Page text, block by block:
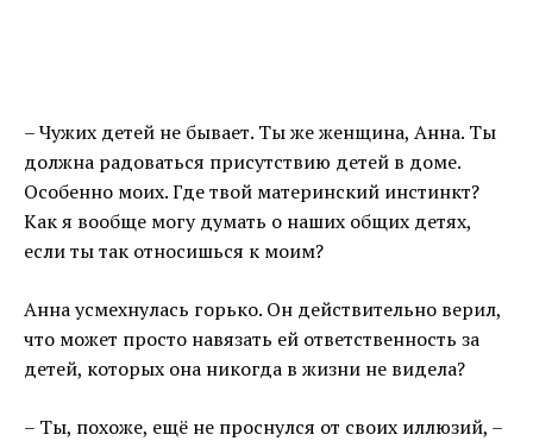
– Чужих детей не бывает. Ты же женщина, Анна. Ты
должна радоваться присутствию детей в доме.
Особенно моих. Где твой материнский инстинкт?
Как я вообще могу думать о наших общих детях,
если ты так относишься к моим?
Анна усмехнулась горько. Он действительно верил,
что может просто навязать ей ответственность за
детей, которых она никогда в жизни не видела?
– Ты, похоже, ещё не проснулся от своих иллюзий, –